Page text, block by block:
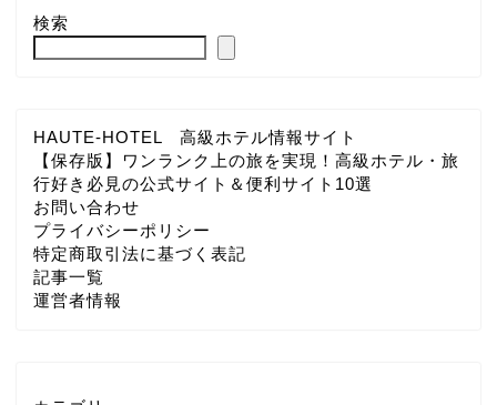
検索
HAUTE-HOTEL 高級ホテル情報サイト
【保存版】ワンランク上の旅を実現！高級ホテル・旅
行好き必見の公式サイト＆便利サイト10選
お問い合わせ
プライバシーポリシー
特定商取引法に基づく表記
記事一覧
運営者情報